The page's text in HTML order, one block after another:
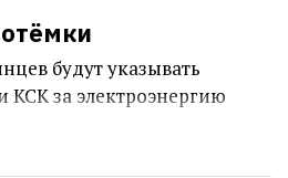
будут указывать
за электроэнергию